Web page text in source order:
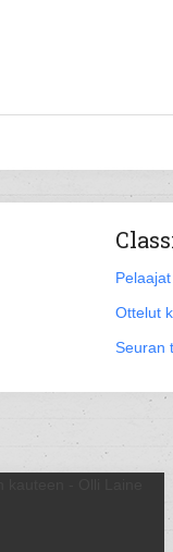
Ottelut
Seuran